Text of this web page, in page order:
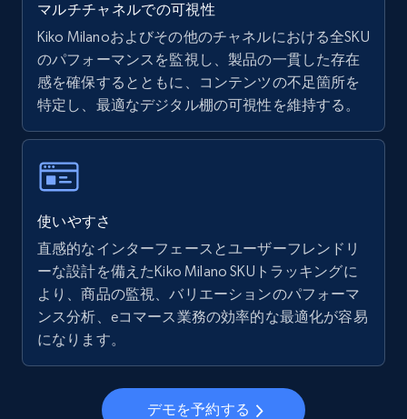
Walmart - products - Find new products by
using specific category URL
URL, Final price, Sku, Currency, Gtin,
Specifications, Image urls, Top reviews, and
more.
Walmart - products - Collects products by
specific keywords
URL, Final price, Sku, Currency, Gtin,
Specifications, Image urls, Top reviews, and
マルチチャネルでの可視性
Kiko Milanoおよびその他のチャネルにおける全SKU
のパフォーマンスを監視し、製品の一貫した存在
感を確保するとともに、コンテンツの不足箇所を
特定し、最適なデジタル棚の可視性を維持する。
使いやすさ
直感的なインターフェースとユーザーフレンドリ
ーな設計を備えたKiko Milano SKUトラッキングに
より、商品の監視、バリエーションのパフォーマ
ンス分析、eコマース業務の効率的な最適化が容易
になります。
デモを予約する